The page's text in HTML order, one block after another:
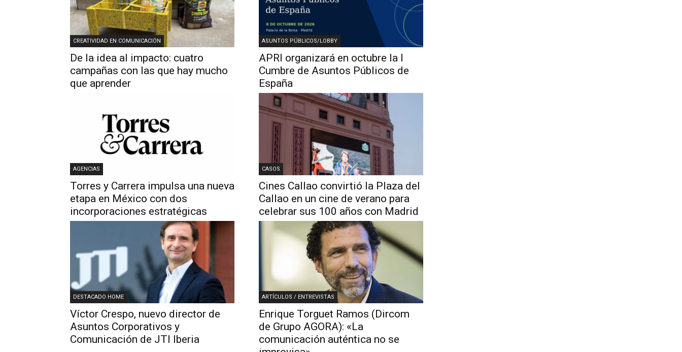
CREATIVIDAD EN COMUNICACIÓN
De la idea al impacto: cuatro
campañas con las que hay mucho
que aprender
ASUNTOS PÚBLICOS/LOBBY
APRI organizará en octubre la I
Cumbre de Asuntos Públicos de
España
AGENCIAS
Torres y Carrera impulsa una nueva
etapa en México con dos
incorporaciones estratégicas
CASOS
Cines Callao convirtió la Plaza del
Callao en un cine de verano para
celebrar sus 100 años con Madrid
DESTACADO HOME
Víctor Crespo, nuevo director de
Asuntos Corporativos y
Comunicación de JTI Iberia
ARTÍCULOS / ENTREVISTAS
Enrique Torguet Ramos (Dircom
de Grupo AGORA): «La
comunicación auténtica no se